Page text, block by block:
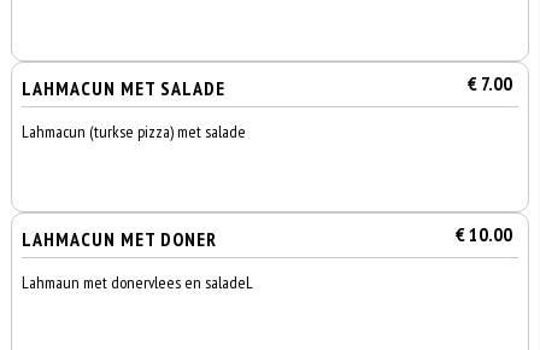
LAHMACUN MET SALADE € 7.00
Lahmacun (turkse pizza) met salade
LAHMACUN MET DONER € 10.00
Lahmaun met donervlees en saladeL